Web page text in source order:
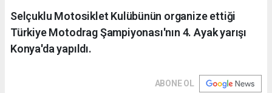
Selçuklu Motosiklet Kulübünün organize ettiği
Türkiye Motodrag Şampiyonası'nın 4. Ayak yarışı
Konya'da yapıldı.
ABONE OL